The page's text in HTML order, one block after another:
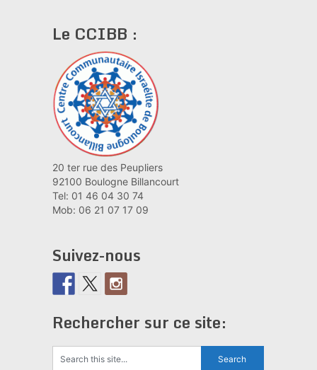
Le CCIBB :
20 ter rue des Peupliers
92100 Boulogne Billancourt
Tel: 01 46 04 30 74
Mob: 06 21 07 17 09
Suivez-nous
Rechercher sur ce site: